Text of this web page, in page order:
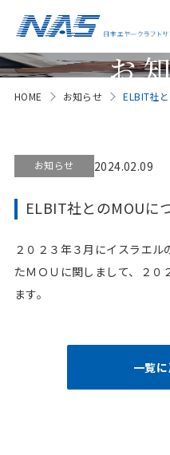
お
HOME お知らせ ELBIT社
お知らせ 2024.02.09
ELBIT社とのMOUに
２０２３年３月にイスラエ
たＭＯＵに関しまして、２０
ます。
一覧